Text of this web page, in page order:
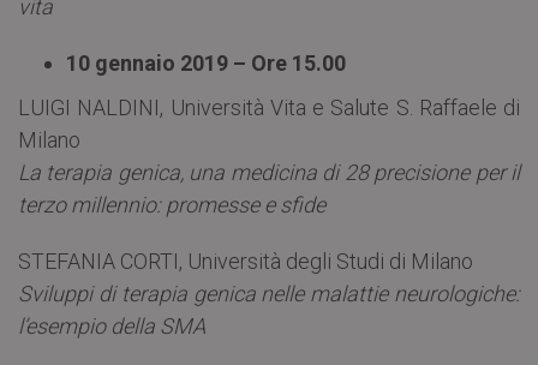
vita
10 gennaio 2019 – Ore 15.00
LUIGI NALDINI, Università Vita e Salute S. Raffaele di
Milano
La terapia genica, una medicina di 28 precisione per il
terzo millennio: promesse e sfide
STEFANIA CORTI, Università degli Studi di Milano
Sviluppi di terapia genica nelle malattie neurologiche:
l’esempio della SMA